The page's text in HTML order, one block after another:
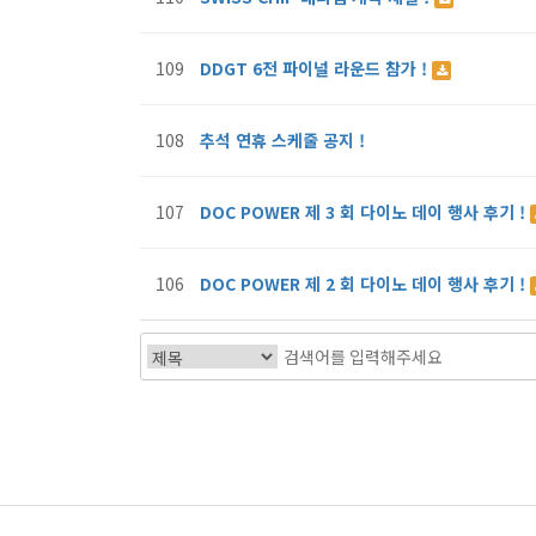
109 DDGT 6전 파이널 라운드 참가 !
108 추석 연휴 스케줄 공지 !
107 DOC POWER 제 3 회 다이노 데이 행사 후기 !
106 DOC POWER 제 2 회 다이노 데이 행사 후기 !